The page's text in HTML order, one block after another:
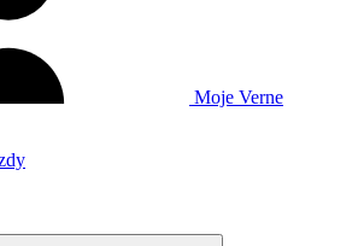
Moje Verne